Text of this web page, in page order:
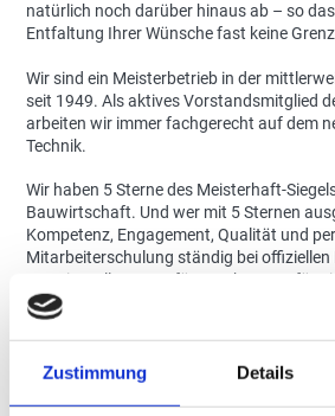
Zustimmung Details
natürlich noch darüber hinaus ab – so
Entfaltung Ihrer Wünsche fast keine
Wir sind ein Meisterbetrieb in der
seit 1949. Als aktives Vorstandsmitglied
arbeiten wir immer fachgerecht auf dem
Technik.
Wir haben 5 Sterne des Meisterhaft-
Bauwirtschaft. Und wer mit 5 Sternen
Kompetenz, Engagement, Qualität und
Mitarbeiterschulung ständig bei
Beweis stellen. Hart für uns, bestens für
Somit denken wir heute schon an
Dach. Und kommen erst wieder runter,
Ordnung ist.